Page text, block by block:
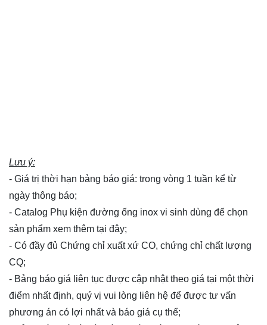
Lưu ý:
- Giá trị thời hạn bảng báo giá: trong vòng 1 tuần kể từ
ngày thông báo;
- Catalog Phụ kiện đường ống inox vi sinh dùng để chọn
sản phẩm xem thêm tại đây;
- Có đầy đủ Chứng chỉ xuất xứ CO, chứng chỉ chất lượng
CQ;
- Bảng báo giá liên tục được cập nhật theo giá tại một thời
điểm nhất định, quý vị vui lòng liên hệ để được tư vấn
phương án có lợi nhất và báo giá cụ thể;